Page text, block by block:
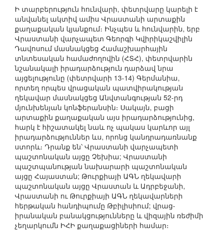
Ի տարբերություն հունվարի, փետրվարը կարելի է
անվանել ակտիվ ամիս Վրաստանի արտաքին
քաղաքական կյանքում։ Ինչպես և հունվարին, երբ
Վրաստանի վարչապետ Գեորգի Կվիրիկաշվիլին
Դավոսում մասնակցեց Համաշխարհային
տնտեսական համաժողովին (ՀՏՀ), փետրվարին
նշանակալի իրադարձություն դարձավ նրա
այցելությունը (փետրվարի 13-14) Գերմանիա,
որտեղ որպես վրացական պատվիրակության
ղեկավար մասնակցեց Անվտանգության 52-րդ
մյունխենյան կոնֆերանսին։ Սակայն, բացի
արտաքին քաղաքական այս իրադարձությունից,
հարկ է հիշատակել նաև ոչ պակաս կարևոր այլ
իրադարձություններ ևս, որոնց կանդրադառնանք
ստորև։ Դրանք են՝ Վրաստանի վարչապետի
պաշտոնական այցը Չեխիա; Վրաստանի
պաշտպանության նախարարի պաշտոնական
այցը Հայաստան; Թուրքիայի ԱԳՆ ղեկավարի
պաշտոնական այցը Վրաստան և Ադրբեջանի,
Վրաստանի ու Թուրքիայի ԱԳՆ ղեկավարների
հերթական հանդիպումը Թբիլիսիում; վրաց-
իրանական բանակցությունները և վիզային ռեժիմի
չեղարկումն ԻՀԻ քաղաքացիների համար։